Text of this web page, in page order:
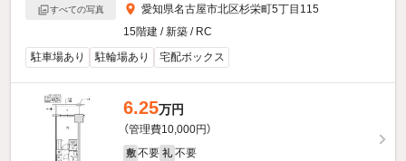
すべての写真
愛知県名古屋市北区杉栄町5丁目115
15階建 / 新築 / RC
駐車場あり
駐輪場あり 宅配ボックス
6.25万円
（管理費10,000円）
敷 不要 礼 不要